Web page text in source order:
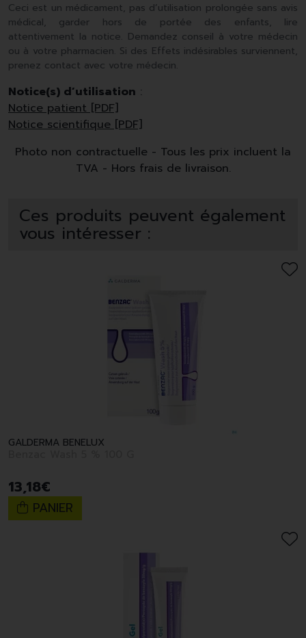
Ceci est un médicament, pas d’utilisation prolongée sans avis
médical, garder hors de portée des enfants, lire
attentivement la notice. Demandez conseil à votre médecin
ou à votre pharmacien. Si des Effets indésirables surviennent,
prenez contact avec votre médecin.
Notice(s) d’utilisation :
Notice patient [PDF]
Notice scientifique [PDF]
Photo non contractuelle - Tous les prix incluent la
TVA - Hors frais de livraison.
Ces produits peuvent également
vous intéresser :
GALDERMA BENELUX
13,18€
PANIER